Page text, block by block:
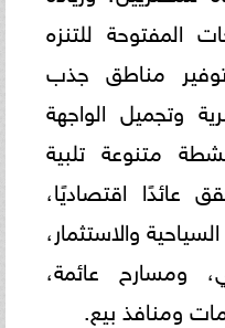
المفتوحة للتنزه
مناطق جذب
وتجميل الواجهة
متنوعة تلبية
عائدًا اقتصاديًا،
والاستثمار،
ومسارح عائمة،
ومنافذ بيع.